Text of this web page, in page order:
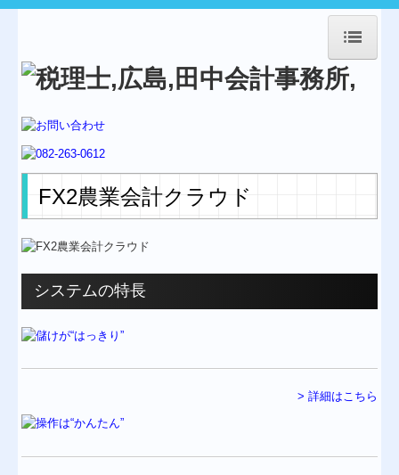
HOME
経営理念
交通案内
Topics
料金について
補助金・助成金・融資情報
FX2農業会計クラウド
システムの特長
> 詳細はこちら